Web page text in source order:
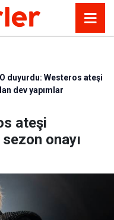
duyurdu: Westeros ateşi
dev yapımlar
ateşi
onayı